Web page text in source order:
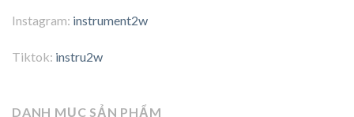
Instagram: instrument2w
Tiktok: instru2w
DANH MỤC SẢN PHẨM